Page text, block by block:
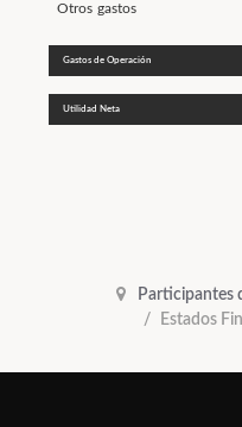
Otros gastos
Gastos de Operación
Utilidad Neta
Participantes
Estados